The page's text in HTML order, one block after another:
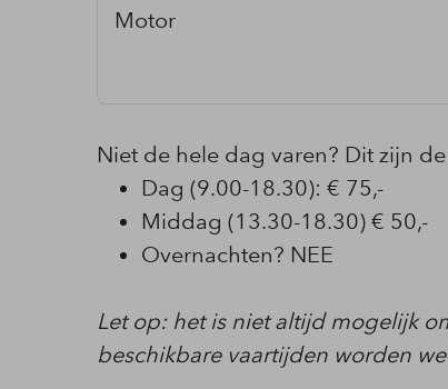
Motor
Niet de hele dag varen? Dit zijn
Dag (9.00-18.30): € 75,-
Middag (13.30-18.30) € 50,-
Overnachten? NEE
Let op: het is niet altijd mogelijk
beschikbare vaartijden worden